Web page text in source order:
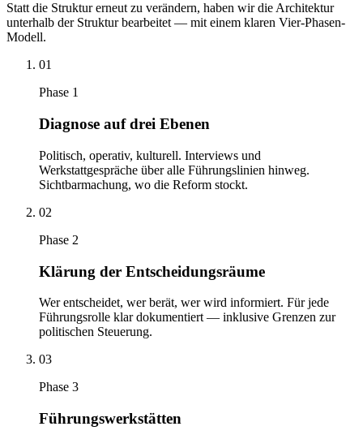
Statt die Struktur erneut zu verändern, haben wir die Architektur
unterhalb der Struktur bearbeitet — mit einem klaren Vier-Phasen-
Modell.
01
Phase 1
Diagnose auf drei Ebenen
Politisch, operativ, kulturell. Interviews und
Werkstattgespräche über alle Führungslinien hinweg.
Sichtbarmachung, wo die Reform stockt.
02
Phase 2
Klärung der Entscheidungsräume
Wer entscheidet, wer berät, wer wird informiert. Für jede
Führungsrolle klar dokumentiert — inklusive Grenzen zur
politischen Steuerung.
03
Phase 3
Führungswerkstätten